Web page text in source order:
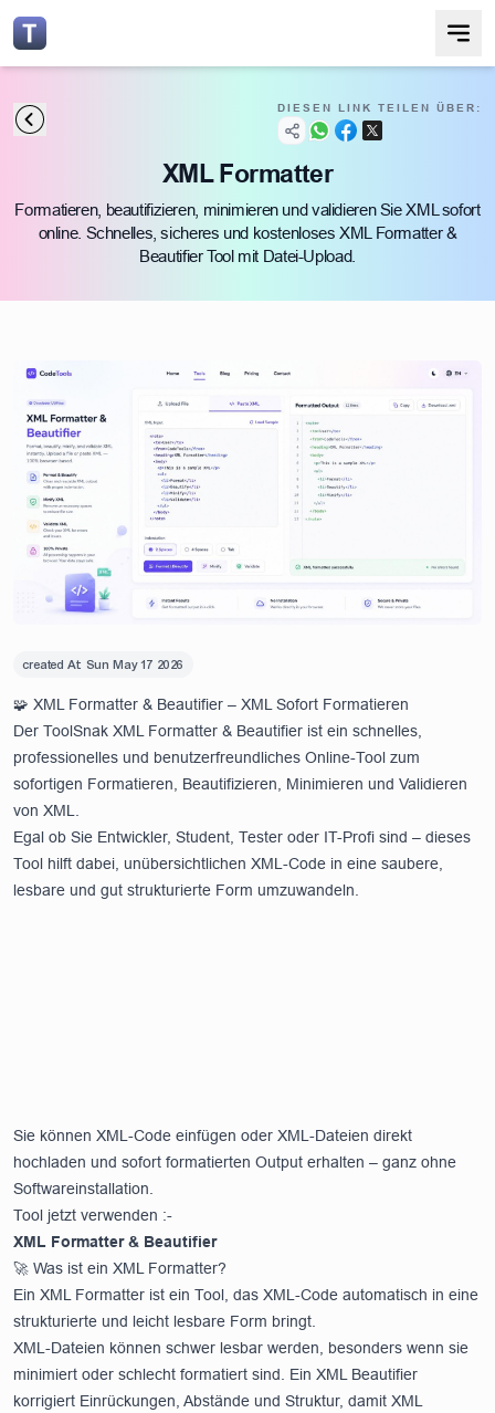
DIESEN LINK TEILEN ÜBER:
XML Formatter
Formatieren, beautifizieren, minimieren und validieren Sie XML sofort
online. Schnelles, sicheres und kostenloses XML Formatter &
Beautifier Tool mit Datei-Upload.
created At: Sun May 17 2026
🧩 XML Formatter & Beautifier – XML Sofort Formatieren
Der ToolSnak XML Formatter & Beautifier ist ein schnelles,
professionelles und benutzerfreundliches Online-Tool zum
sofortigen Formatieren, Beautifizieren, Minimieren und Validieren
von XML.
Egal ob Sie Entwickler, Student, Tester oder IT-Profi sind – dieses
Tool hilft dabei, unübersichtlichen XML-Code in eine saubere,
lesbare und gut strukturierte Form umzuwandeln.
Sie können XML-Code einfügen oder XML-Dateien direkt
hochladen und sofort formatierten Output erhalten – ganz ohne
Softwareinstallation.
Tool jetzt verwenden :-
XML Formatter & Beautifier
🚀 Was ist ein XML Formatter?
Ein XML Formatter ist ein Tool, das XML-Code automatisch in eine
strukturierte und leicht lesbare Form bringt.
XML-Dateien können schwer lesbar werden, besonders wenn sie
minimiert oder schlecht formatiert sind. Ein XML Beautifier
korrigiert Einrückungen, Abstände und Struktur, damit XML